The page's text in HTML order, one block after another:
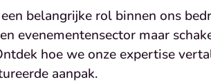
belangrijke rol binnen ons
evenementensector maar
hoe we onze expertise
aanpak.